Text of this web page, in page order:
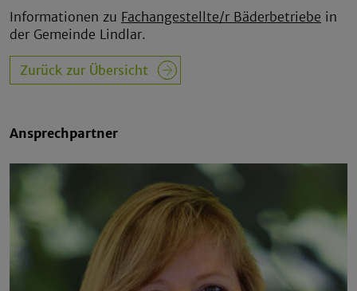
Informationen zu Fachangestellte/r Bäderbetriebe in
der Gemeinde Lindlar.
Zurück zur Übersicht
Ansprechpartner